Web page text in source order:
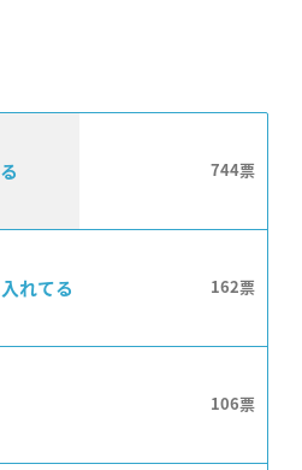
744
れてる 162
106